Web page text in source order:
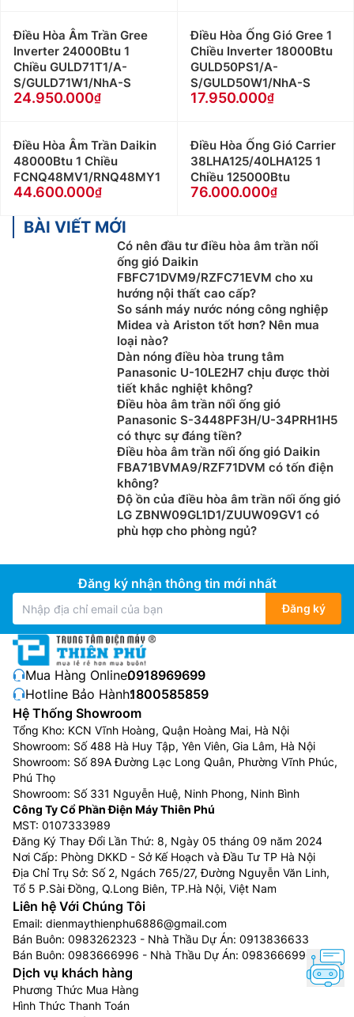
Điều Hòa Âm Trần Gree
Inverter 24000Btu 1
Chiều GULD71T1/A-
S/GULD71W1/NhA-S
24.950.000
Điều Hòa Ống Gió Gree 1
Chiều Inverter 18000Btu
GULD50PS1/A-
S/GULD50W1/NhA-S
17.950.000
Điều Hòa Âm Trần Daikin
48000Btu 1 Chiều
FCNQ48MV1/RNQ48MY1
44.600.000
Điều Hòa Ống Gió Carrier
38LHA125/40LHA125 1
Chiều 125000Btu
76.000.000
BÀI VIẾT MỚI
Có nên đầu tư điều hòa âm trần nối
ống gió Daikin
FBFC71DVM9/RZFC71EVM cho xu
hướng nội thất cao cấp?
So sánh máy nước nóng công nghiệp
Midea và Ariston tốt hơn? Nên mua
loại nào?
Dàn nóng điều hòa trung tâm
Panasonic U-10LE2H7 chịu được thời
tiết khắc nghiệt không?
Điều hòa âm trần nối ống gió
Panasonic S-3448PF3H/U-34PRH1H5
có thực sự đáng tiền?
Điều hòa âm trần nối ống gió Daikin
FBA71BVMA9/RZF71DVM có tốn điện
không?
Độ ồn của điều hòa âm trần nối ống gió
LG ZBNW09GL1D1/ZUUW09GV1 có
phù hợp cho phòng ngủ?
Đăng ký nhận thông tin mới nhất
Đăng ký
Mua Hàng Online:0918969699
Hotline Bảo Hành:1800585859
Hệ Thống Showroom
Tổng Kho: KCN Vĩnh Hoàng, Quận Hoàng Mai, Hà Nội
Showroom: Số 488 Hà Huy Tập, Yên Viên, Gia Lâm, Hà Nội
Showroom: Số 89A Đường Lạc Long Quân, Phường Vĩnh Phúc,
Phú Thọ
Showroom: Số 331 Nguyễn Huệ, Ninh Phong, Ninh Bình
Công Ty Cổ Phần Điện Máy Thiên Phú
MST: 0107333989
Đăng Ký Thay Đổi Lần Thứ: 8, Ngày 05 tháng 09 năm 2024
Nơi Cấp: Phòng DKKD - Sở Kế Hoạch và Đầu Tư TP Hà Nội
Địa Chỉ Trụ Sở: Số 2, Ngách 765/27, Đường Nguyễn Văn Linh,
Tổ 5 P.Sài Đồng, Q.Long Biên, TP.Hà Nội, Việt Nam
Liên hệ Với Chúng Tôi
Email: dienmaythienphu6886@gmail.com
Bán Buôn: 0983262323 - Nhà Thầu Dự Án: 0913836633
Bán Buôn: 0983666996 - Nhà Thầu Dự Án: 0983666996
Dịch vụ khách hàng
Phương Thức Mua Hàng
Hình Thức Thanh Toán